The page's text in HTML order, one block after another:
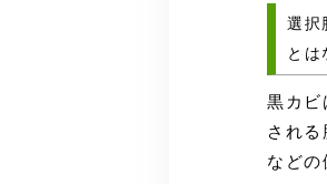
選択
とは
黒カビ
され
などの